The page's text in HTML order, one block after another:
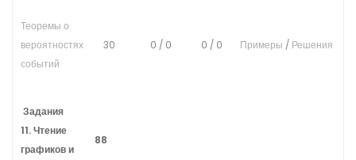
Теоремы о
вероятностях
событий
30 0 / 0 0 / 0 Примеры / Решения
Задания
11. Чтение
графиков и
88